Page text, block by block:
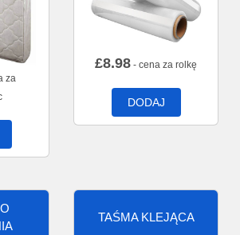
za
£8.98 - cena za rolkę
DODAJ
TAŚMA KLEJĄCA